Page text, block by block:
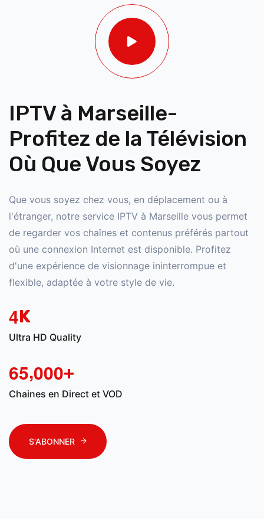
IPTV à Marseille-
Profitez de la Télévision
Où Que Vous Soyez
Que vous soyez chez vous, en déplacement ou à
l'étranger, notre service IPTV à Marseille vous permet
de regarder vos chaînes et contenus préférés partout
où une connexion Internet est disponible. Profitez
d'une expérience de visionnage ininterrompue et
flexible, adaptée à votre style de vie.
4K
Ultra HD Quality
65,000+
Chaines en Direct et VOD
S'ABONNER